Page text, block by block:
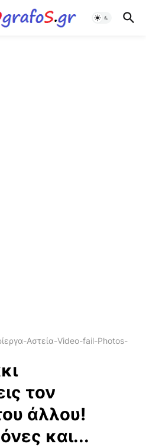
Αστεία-Video-fail-Photos-
τον
άλλου!
και...